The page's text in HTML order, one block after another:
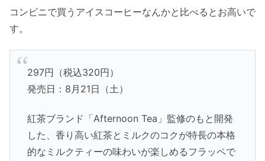
コンビニで買うアイスコーヒーなんかと比べるとお高いで
す。
297円（税込320円）
発売日：8月21日（土）
紅茶ブランド「Afternoon Tea」監修のもと開発
した、香り高い紅茶とミルクのコクが特長の本格
的なミルクティーの味わいが楽しめるフラッペで